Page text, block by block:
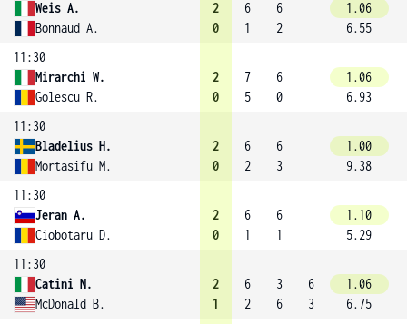
Weis A.
Bonnaud A.
2
0
6
1
6
2
1.06
6.55
11:30
Mirarchi W.
Golescu R.
2
0
7
5
6
0
1.06
6.93
11:30
Bladelius H.
Mortasifu M.
2
0
6
2
6
3
1.00
9.38
11:30
Jeran A.
Ciobotaru D.
2
0
6
1
6
1
1.10
5.29
11:30
Catini N.
McDonald B.
2
1
6
2
3
6
6
3
1.06
6.75